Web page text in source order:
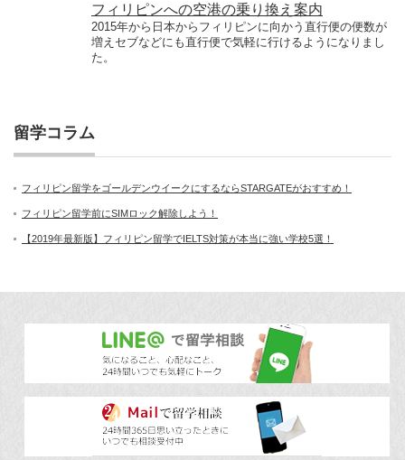
フィリピンへの空港の乗り換え案内
2015年から日本からフィリピンに向かう直行便の便数が
増えセブなどにも直行便で気軽に行けるようになりまし
た。
留学コラム
フィリピン留学をゴールデンウイークにするならSTARGATEがおすすめ！
フィリピン留学前にSIMロック解除しよう！
【2019年最新版】フィリピン留学でIELTS対策が本当に強い学校5選！